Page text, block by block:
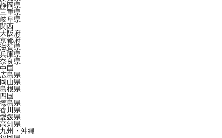
静岡県
三重県
岐阜県
関西
大阪府
京都府
滋賀県
兵庫県
奈良県
中国
広島県
岡山県
島根県
四国
徳島県
香川県
愛媛県
高知県
九州・沖縄